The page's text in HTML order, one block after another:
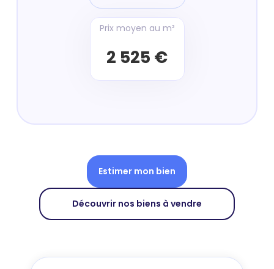
Prix moyen au m²
2 525 €
Estimer mon bien
Découvrir nos biens à vendre